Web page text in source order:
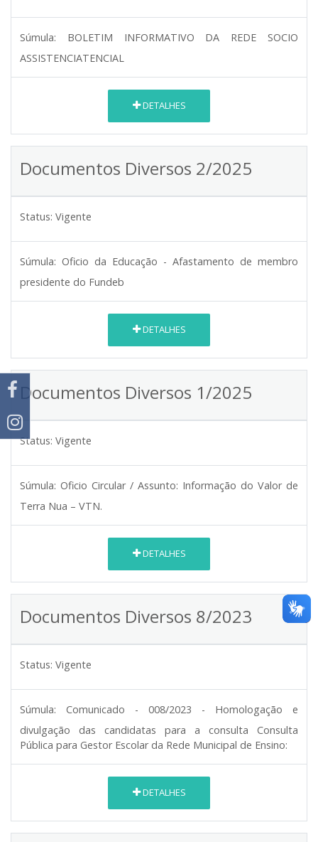
Súmula:
BOLETIM INFORMATIVO DA REDE SOCIO
ASSISTENCIATENCIAL
DETALHES
Documentos Diversos 2/2025
Status: Vigente
Súmula: Oficio da Educação - Afastamento de membro
presidente do Fundeb
DETALHES
Documentos Diversos 1/2025
Status: Vigente
Súmula: Oficio Circular / Assunto: Informação do Valor de
Terra Nua – VTN.
DETALHES
Documentos Diversos 8/2023
Status: Vigente
Súmula:
Comunicado - 008/2023 - Homologação e
divulgação das candidatas para a consulta Consulta
Pública para Gestor Escolar da Rede Municipal de Ensino:
DETALHES